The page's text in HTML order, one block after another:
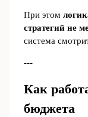
При этом
стратегий не
система
---
Как
бюджета